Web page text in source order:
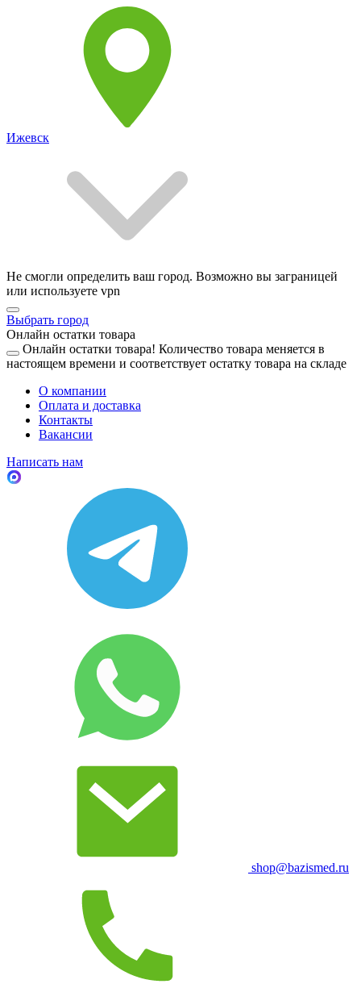
Ижевск
Не смогли определить ваш город. Возможно вы заграницей
или используете vpn
Выбрать город
Онлайн остатки товара
Онлайн остатки товара! Количество товара меняется в
настоящем времени и соответствует остатку товара на складе
О компании
Оплата и доставка
Контакты
Вакансии
Написать нам
shop@bazismed.ru